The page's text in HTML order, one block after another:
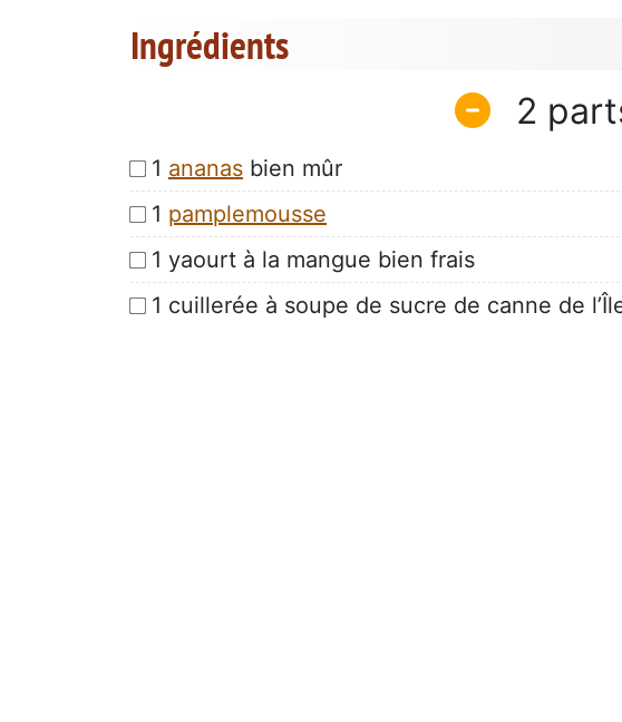
Ingrédients
2
1 ananas bien mûr
1 pamplemousse
1 yaourt à la mangue bien frais
1 cuillerée à soupe de sucre de canne de